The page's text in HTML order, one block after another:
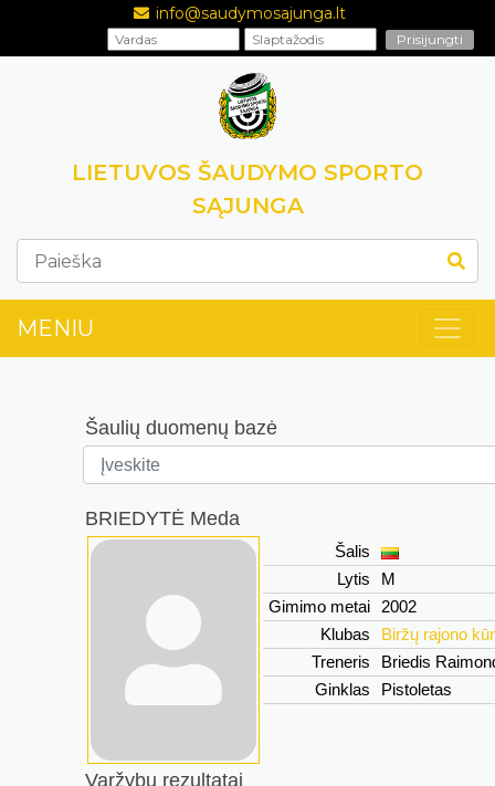
info@saudymosajunga.lt
LIETUVOS ŠAUDYMO SPORTO
SĄJUNGA
MENIU
Šaulių duomenų bazė
BRIEDYTĖ Meda
Šalis
Lytis
M
Gimimo metai
2002
Klubas
Biržų rajono
Treneris
Briedis
Ginklas
Pistoletas
Varžybų rezultatai